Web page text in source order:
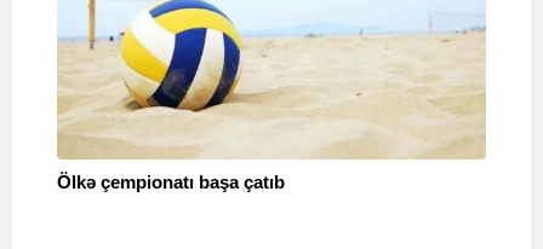
Ölkə çempionatı başa çatıb